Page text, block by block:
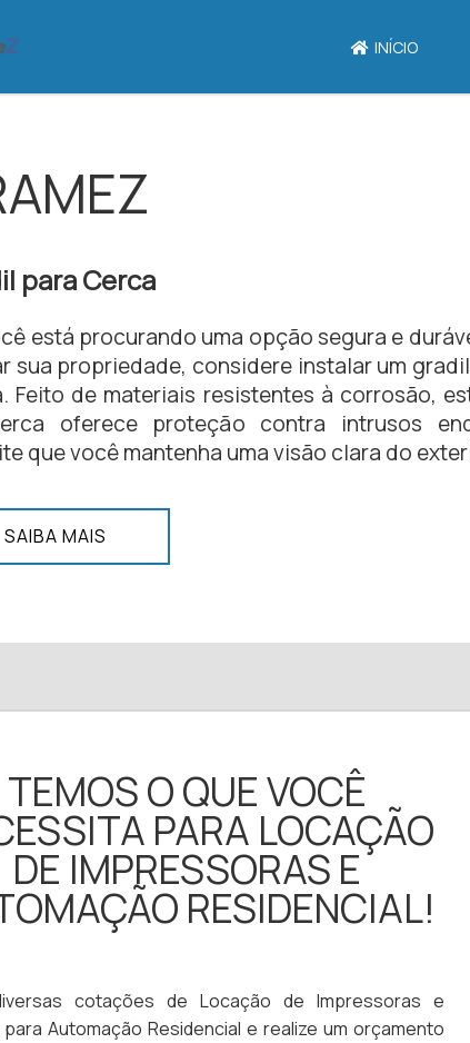
INÍCIO
para Cerca
está procurando uma opção segura e
sua propriedade, considere instalar um
Feito de materiais resistentes à corrosão,
oferece proteção contra intrusos
que você mantenha uma visão clara do
SAIBA MAIS
TEMOS O QUE VOCÊ
PARA LOCAÇÃO
DE IMPRESSORAS E
RESIDENCIAL!
cotações de Locação de Impressoras e
Automação Residencial e realize um orçamento